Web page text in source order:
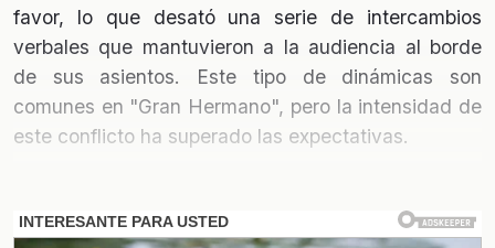
favor, lo que desató una serie de intercambios
verbales que mantuvieron a la audiencia al borde
de sus asientos. Este tipo de dinámicas son
comunes en "Gran Hermano", pero la intensidad de
este conflicto ha superado las expectativas.
juego